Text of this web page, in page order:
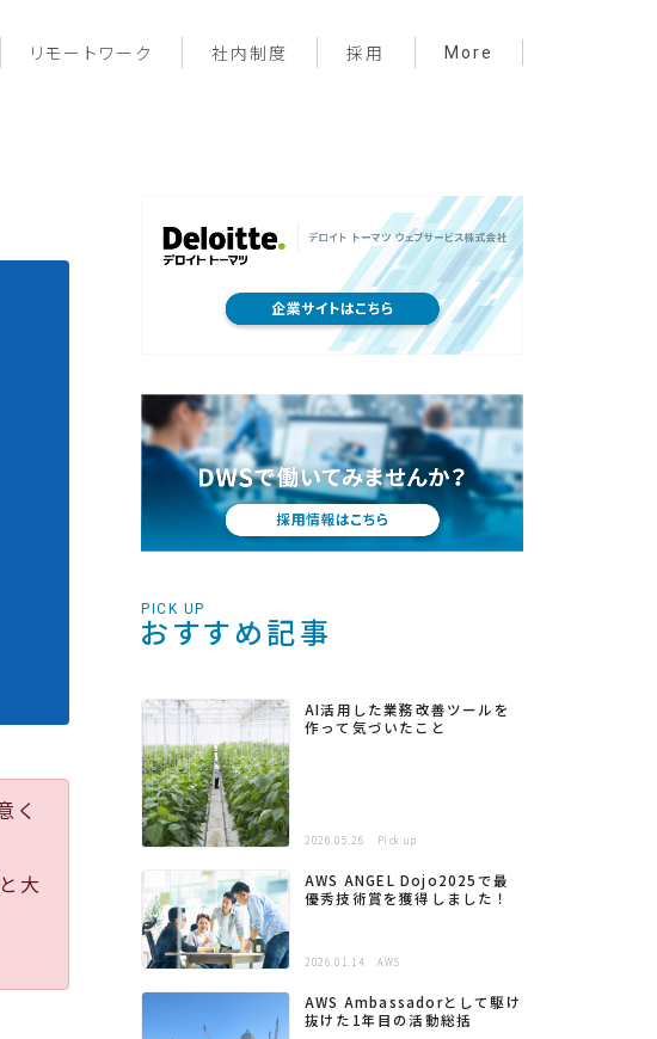
リモートワーク 社内制度 採用 More
サーバーレス
プライベート
メンバー紹介
く
大
PICK UP
おすすめ記事
AI活用した業務改善ツールを
作って気づいたこと
2026.05.26 Pick up
AWS ANGEL Dojo2025で最
優秀技術賞を獲得しました！
2026.01.14 AWS
AWS Ambassadorとして駆け
抜けた1年目の活動総括